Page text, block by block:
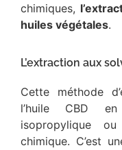
chimiques,
huiles végétales.
L’extraction aux
Cette méthode
l’huile CBD en
isopropylique
chimique. C’est